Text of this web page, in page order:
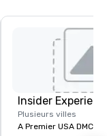
Insider
Plusieurs villes
A Premier USA DMC Partner